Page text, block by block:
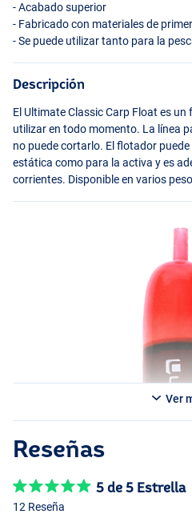
- Acabado superior
- Fabricado con materiales de
- Se puede utilizar tanto para la
Descripción
El Ultimate Classic Carp Float es
utilizar en todo momento. La línea
no puede cortarlo. El flotador
estática como para la activa y es
corrientes. Disponible en varios
Ver
Reseñas
5 de 5 Estrella
12 Reseña